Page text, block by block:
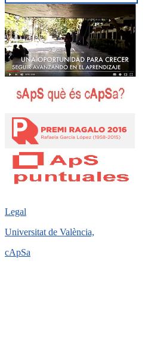
Legal
Universitat de València,
cApSa